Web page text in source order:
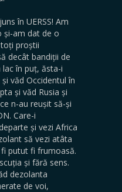
în UERSS! Am
și-am dat de o
proștii
decât bandiții de
în puț, ăsta-i
văd Occidentul în
și văd Rusia și
n-au reușit să-și
Care-i
și vezi Africa
să vezi atâta
putut fi frumoasă.
și fără sens.
dezolanta
de voi,